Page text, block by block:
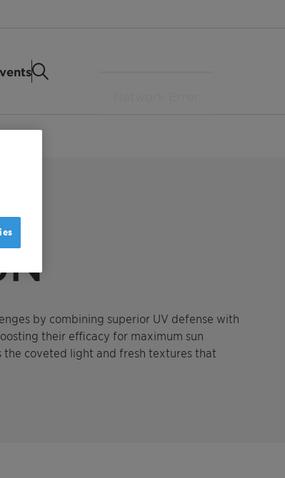
by combining superior UV defense with
their efficacy for maximum sun
the coveted light and fresh textures that